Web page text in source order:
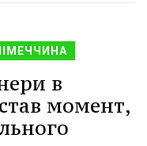
в
момент,